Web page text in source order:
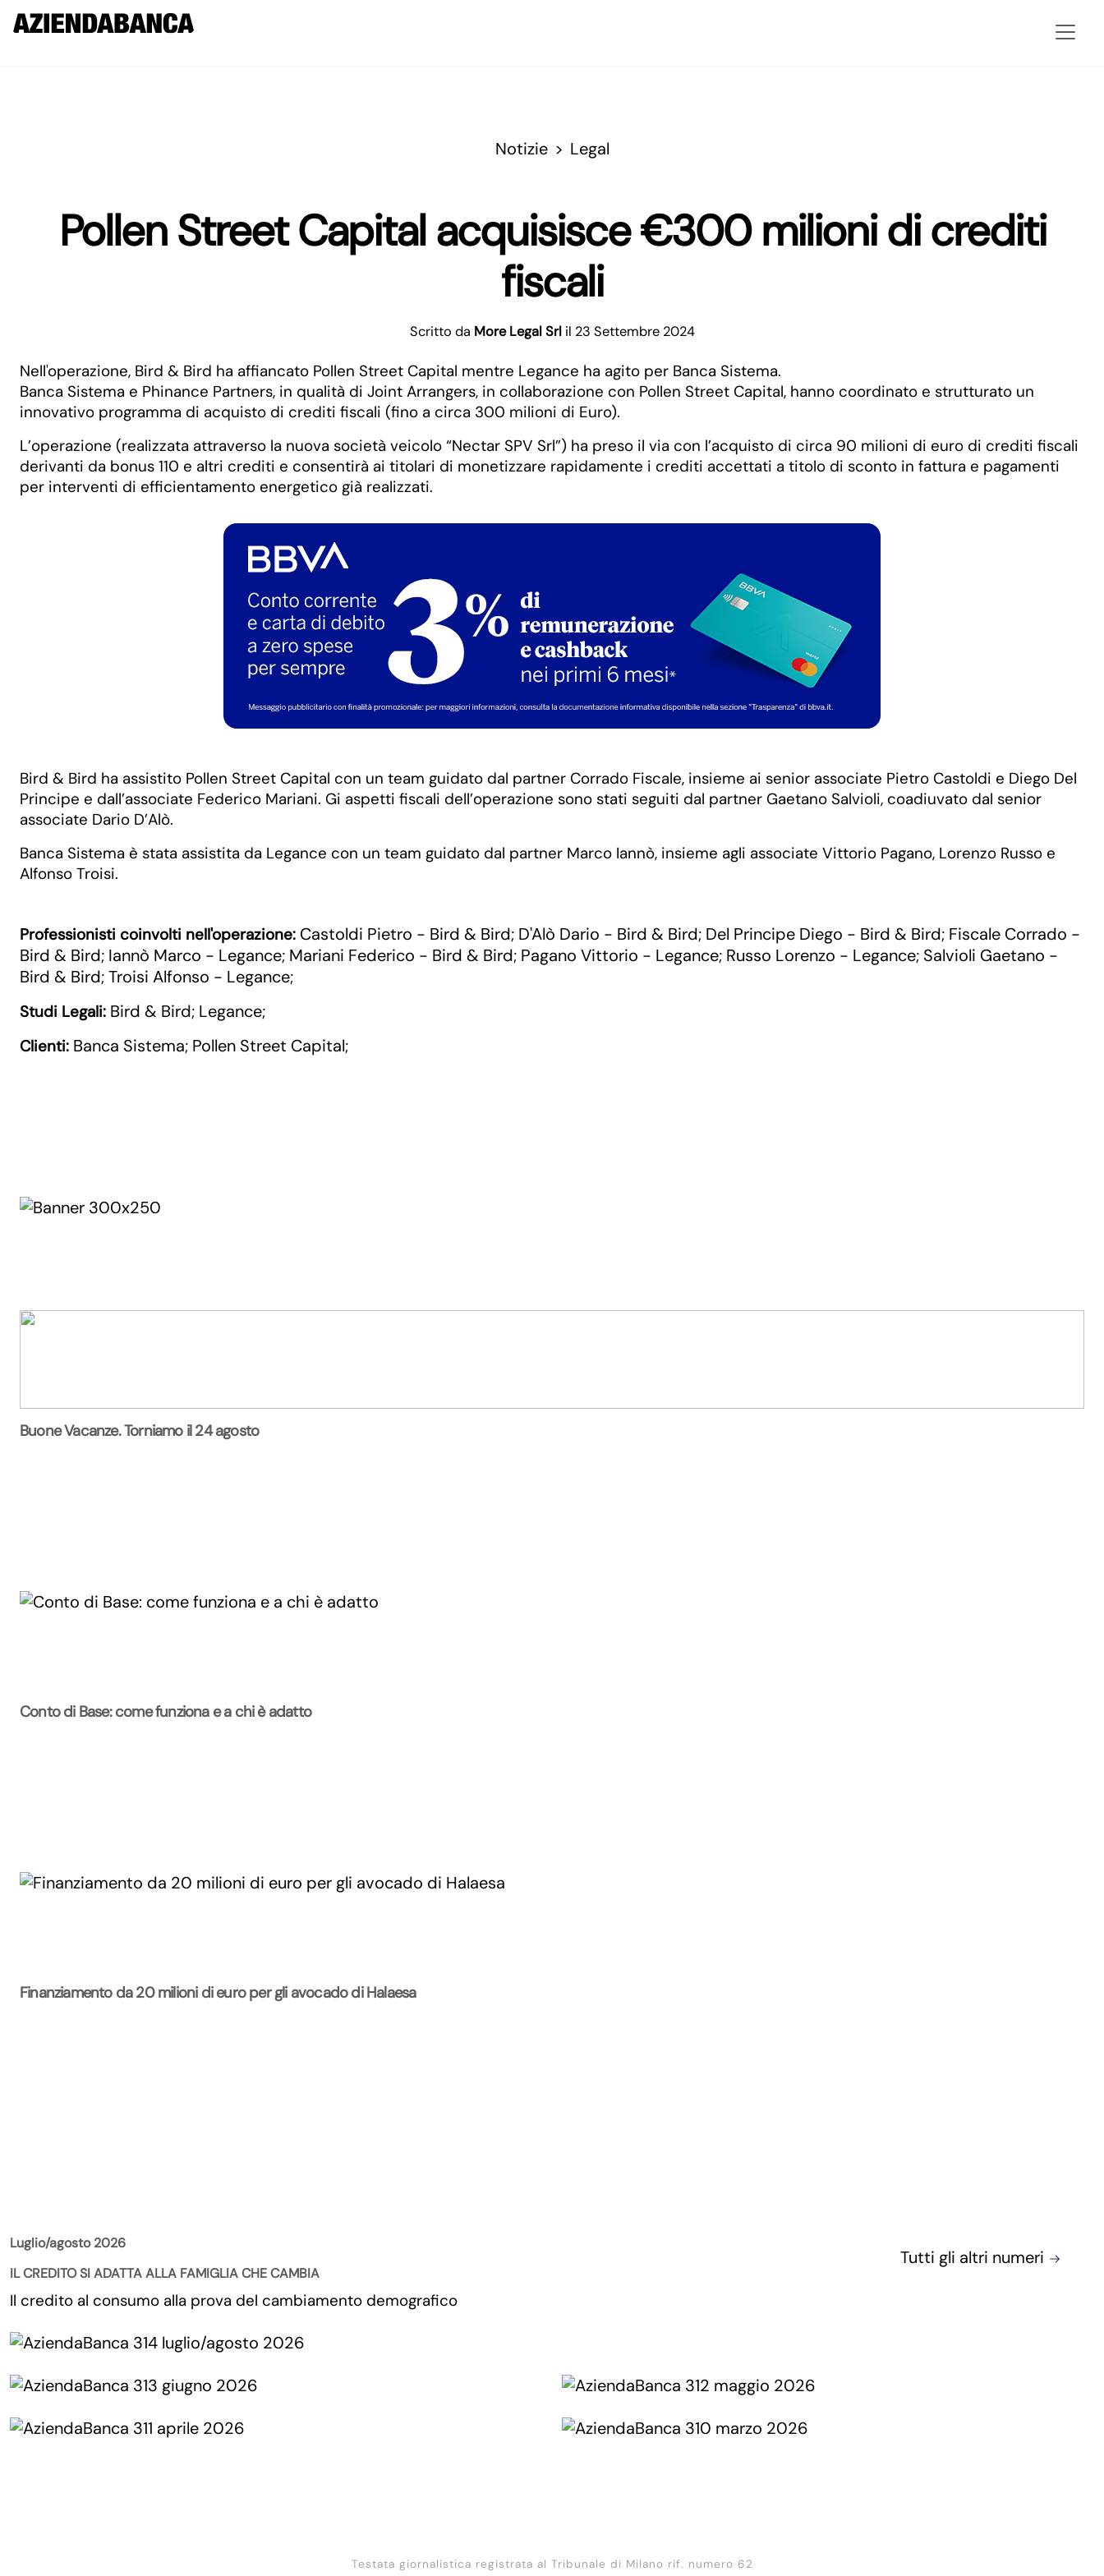
Notizie Legal
Pollen Street Capital acquisisce €300 milioni di crediti
fiscali
Scritto da More Legal Srl il 23 Settembre 2024
Nell'operazione, Bird & Bird ha affiancato Pollen Street Capital mentre Legance ha agito per Banca Sistema.
Banca Sistema e Phinance Partners, in qualità di Joint Arrangers, in collaborazione con Pollen Street Capital, hanno coordinato e strutturato un
innovativo programma di acquisto di crediti fiscali (fino a circa 300 milioni di Euro).
L’operazione (realizzata attraverso la nuova società veicolo “Nectar SPV Srl”) ha preso il via con l’acquisto di circa 90 milioni di euro di crediti fiscali
derivanti da bonus 110 e altri crediti e consentirà ai titolari di monetizzare rapidamente i crediti accettati a titolo di sconto in fattura e pagamenti
per interventi di efficientamento energetico già realizzati.
Bird & Bird ha assistito Pollen Street Capital con un team guidato dal partner Corrado Fiscale, insieme ai senior associate Pietro Castoldi e Diego Del
Principe e dall’associate Federico Mariani. Gi aspetti fiscali dell’operazione sono stati seguiti dal partner Gaetano Salvioli, coadiuvato dal senior
associate Dario D’Alò.
Banca Sistema è stata assistita da Legance con un team guidato dal partner Marco Iannò, insieme agli associate Vittorio Pagano, Lorenzo Russo e
Alfonso Troisi.
Professionisti coinvolti nell'operazione: Castoldi Pietro - Bird & Bird; D'Alò Dario - Bird & Bird; Del Principe Diego - Bird & Bird; Fiscale Corrado -
Bird & Bird; Iannò Marco - Legance; Mariani Federico - Bird & Bird; Pagano Vittorio - Legance; Russo Lorenzo - Legance; Salvioli Gaetano -
Bird & Bird; Troisi Alfonso - Legance;
Studi Legali: Bird & Bird; Legance;
Clienti: Banca Sistema; Pollen Street Capital;
Buone Vacanze. Torniamo il 24 agosto
Conto di Base: come funziona e a chi è adatto
Finanziamento da 20 milioni di euro per gli avocado di Halaesa
Luglio/agosto 2026
IL CREDITO SI ADATTA ALLA FAMIGLIA CHE CAMBIA
Il credito al consumo alla prova del cambiamento demografico
Tutti gli altri numeri
Testata giornalistica registrata al Tribunale di Milano rif. numero 62